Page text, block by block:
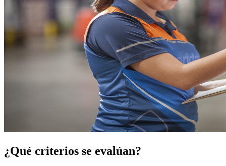
¿Qué criterios se evalúan?